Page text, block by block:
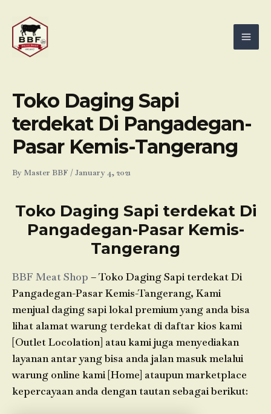
content
Toko Daging Sapi
terdekat Di Pangadegan-
Pasar Kemis-Tangerang
By Master BBF /January 4, 2021
Toko Daging Sapi terdekat Di
Pangadegan-Pasar Kemis-
Tangerang
BBF Meat Shop – Toko Daging Sapi terdekat Di
Pangadegan-Pasar Kemis-Tangerang, Kami
menjual daging sapi lokal premium yang anda bisa
lihat alamat warung terdekat di daftar kios kami
[Outlet Locolation] atau kami juga menyediakan
layanan antar yang bisa anda jalan masuk melalui
warung online kami [Home] ataupun marketplace
kepercayaan anda dengan tautan sebagai berikut: